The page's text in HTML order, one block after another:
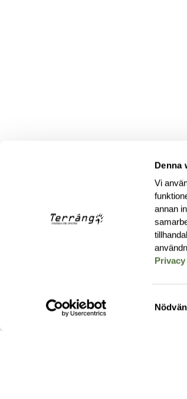
Denna
Vi
annan
Privacy